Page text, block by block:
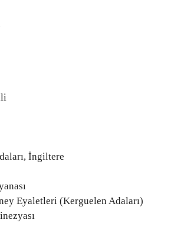
İngiltere
Eyaletleri (Kerguelen Adaları)